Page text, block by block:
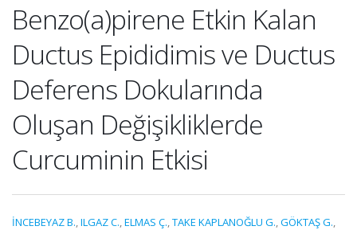
Benzo(a)pirene Etkin Kalan
Ductus Epididimis ve Ductus
Deferens Dokularında
Oluşan Değişikliklerde
Curcuminin Etkisi
İNCEBEYAZ B.,ILGAZ C.,ELMAS Ç.,TAKE KAPLANOĞLU G.,GÖKTAŞ G.,